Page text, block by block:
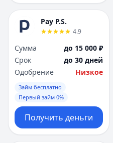
Pay P.S.
4.9
Сумма
до 15 000 ₽
Срок
до 30 дней
Одобрение
Низкое
Займ бесплатно
Первый займ 0%
Получить деньги